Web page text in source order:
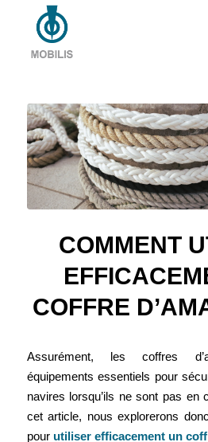
COMMENT
COFFRE
Assurément, les coffres
équipements essentiels pour
navires lorsqu’ils ne sont pas en
cet article, nous explorerons
pourutiliser efficacement un